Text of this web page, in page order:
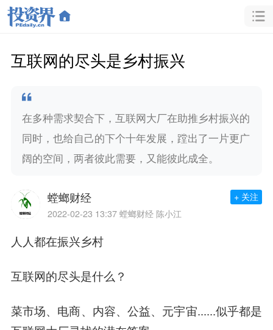
互联网的尽头是乡村振兴
在多种需求契合下，互联网大厂在助推乡村振兴的
同时，也给自己的下个十年发展，蹚出了一片更广
阔的空间，两者彼此需要，又能彼此成全。
螳螂财经
2022-02-23 13:37 螳螂财经 陈小江
+ 关注
人人都在振兴乡村
互联网的尽头是什么？
菜市场、电商、内容、公益、元宇宙......似乎都是